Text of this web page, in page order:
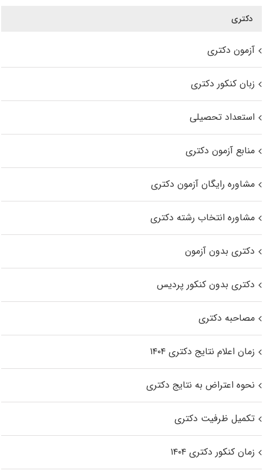
دکتری
آزمون دکتری
زبان کنکور دکتری
استعداد تحصیلی
منابع آزمون دکتری
مشاوره رایگان آزمون دکتری
مشاوره انتخاب رشته دکتری
دکتری بدون آزمون
دکتری بدون کنکور پردیس
مصاحبه دکتری
زمان اعلام نتایج دکتری ۱۴۰۴
نحوه اعتراض به نتایج دکتری
تکمیل ظرفیت دکتری
زمان کنکور دکتری ۱۴۰۴